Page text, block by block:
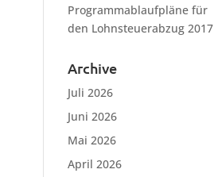
Programmablaufpläne für
den Lohnsteuerabzug 2017
Archive
Juli 2026
Juni 2026
Mai 2026
April 2026